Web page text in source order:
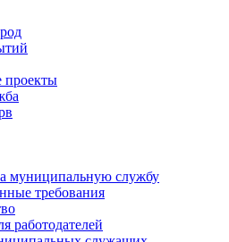
муниципальную службу
требования
работодателей